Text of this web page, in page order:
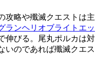
攻略や殲滅クエストは主
ランヘリオブライトエッ
伸びる。尾丸ポルカは対
いのであれば殲滅クエス